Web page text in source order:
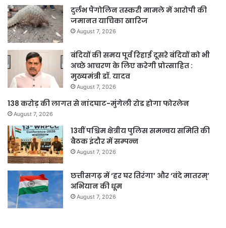
दुर्लभ पैंगोलिन तस्करी मामले में आरोपी की
जमानत याचिका खारिज
August 7, 2026
बंदियों की समय पूर्व रिहाई दूसरे बंदियों को भी
अच्छे आचरण के लिए करेगी प्रोत्साहित :
मुख्यमंत्री डॉ. यादव
August 7, 2026
138 करोड़ की लागत से नांदघाट-मुंगेली रोड होगा फोरलेन
August 7, 2026
13वीं पश्चिम क्षेत्रीय पुलिस समन्वय समिति की
बैठक इंदौर में सम्पन्न
August 7, 2026
छत्तीसगढ़ में ‘हर घर तिरंगा’ और ‘वंदे मातरम्’
अभियान की धूम
August 7, 2026